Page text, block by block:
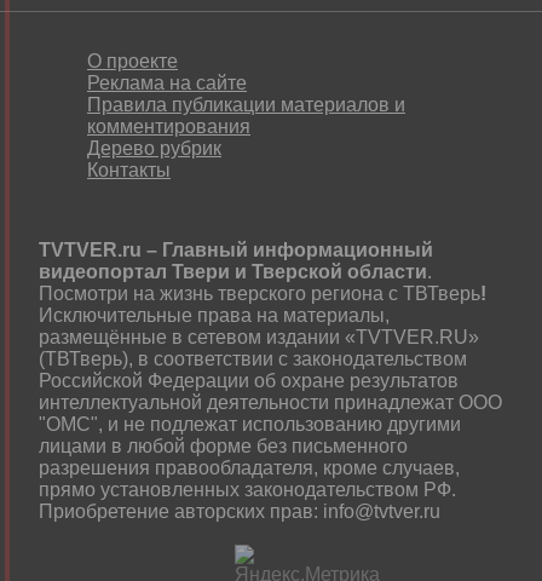
О проекте
Реклама на сайте
Правила публикации материалов и
комментирования
Дерево рубрик
Контакты
TVTVER.ru – Главный информационный
видеопортал Твери и Тверской области.
Посмотри на жизнь тверского региона с ТВТверь!
Исключительные права на материалы,
размещённые в сетевом издании «TVTVER.RU»
(ТВТверь), в соответствии с законодательством
Российской Федерации об охране результатов
интеллектуальной деятельности принадлежат ООО
"ОМС", и не подлежат использованию другими
лицами в любой форме без письменного
разрешения правообладателя, кроме случаев,
прямо установленных законодательством РФ.
Приобретение авторских прав: info@tvtver.ru